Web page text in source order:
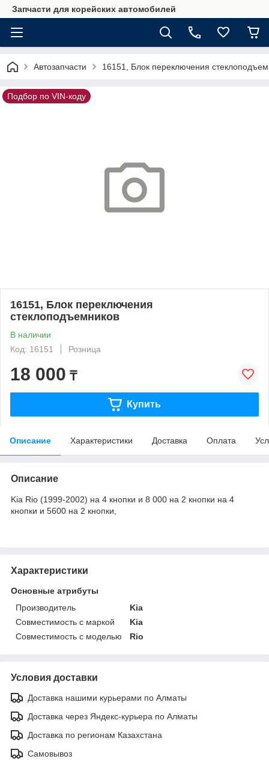
Запчасти для корейских автомобилей
Автозапчасти 16151, Блок переключения
Подбор по VIN-коду
16151, Блок переключения
стеклоподъемников
В наличии
Код: 16151
Розница
18 000 ₸
Купить
Описание Характеристики Доставка Оплата
Описание
Kia Rio (1999-2002) на 4 кнопки и 8 000 на 2 кнопки на 4
кнопки и 5600 на 2 кнопки,
Характеристики
Основные атрибуты
Производитель
Kia
Совместимость с маркой
Kia
Совместимость с моделью
Rio
Условия доставки
Доставка нашими курьерами по Алматы
Доставка через Яндекс-курьера по Алматы
Доставка по регионам Казахстана
Самовывоз